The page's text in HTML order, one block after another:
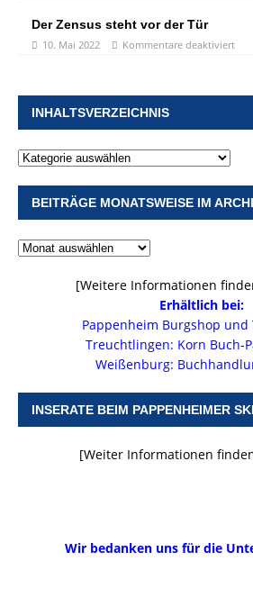
Der Zensus steht vor der Tür
10. Mai 2022 Kommentare deaktiviert
INHALTSVERZEICHNIS
BEITRÄGE MONATSWEISE IM
[Weitere Informationen
Erhältlich bei:
Pappenheim Burgshop
Treuchtlingen: Korn Buch-
Weißenburg:
INSERATE BEIM PAPPENHEIMER
[Weiter Informationen
Wir bedanken uns für die